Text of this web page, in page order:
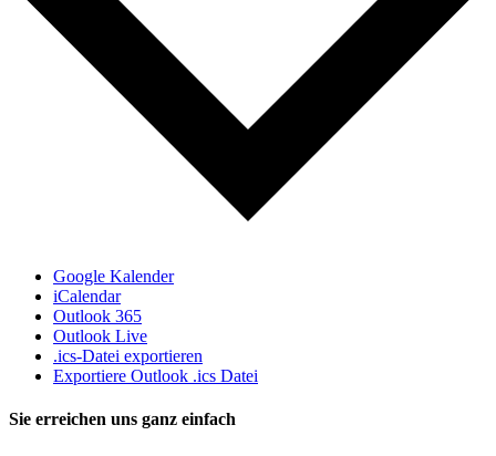
Google Kalender
iCalendar
Outlook 365
Outlook Live
.ics-Datei exportieren
Exportiere Outlook .ics Datei
Sie erreichen uns ganz einfach